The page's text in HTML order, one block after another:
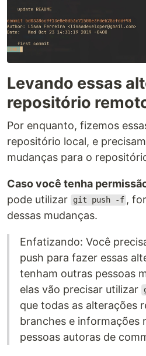
Levando essas
repositório
Por enquanto, fizemos
repositório local, e
mudanças para o
Caso você tenha
pode utilizar
git push -f ,
dessas mudanças.
Enfatizando: Você
push para fazer essas
tenham outras pessoas
elas vão precisar utilizar
que todas as alterações
branches e informações
pessoas autoras de